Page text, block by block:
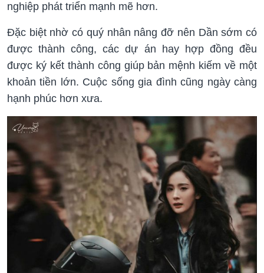
nghiệp phát triển mạnh mẽ hơn.
Đặc biệt nhờ có quý nhân nâng đỡ nên Dần sớm có
được thành công, các dự án hay hợp đồng đều
được ký kết thành công giúp bản mệnh kiếm về một
khoản tiền lớn. Cuộc sống gia đình cũng ngày càng
hạnh phúc hơn xưa.